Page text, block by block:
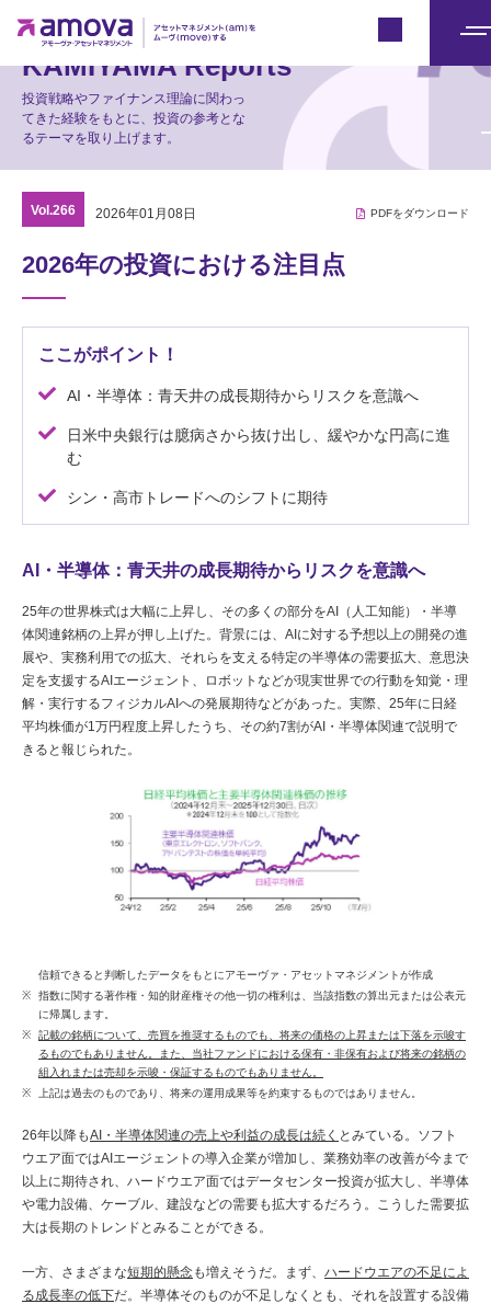
ニ
KAMIYAMA Reports
投資戦略やファイナンス理論に関わっ
てきた経験をもとに、投資の参考とな
るテーマを取り上げます。
Vol.266 2026年01月08日 PDFをダウンロード
2026年の投資における注目点
ここがポイント！
AI・半導体：青天井の成長期待からリスクを意識へ
日米中央銀行は臆病さから抜け出し、緩やかな円高に進
む
シン・高市トレードへのシフトに期待
AI・半導体：青天井の成長期待からリスクを意識へ
25年の世界株式は大幅に上昇し、その多くの部分をAI（人工知能）・半導
体関連銘柄の上昇が押し上げた。背景には、AIに対する予想以上の開発の進
展や、実務利用での拡大、それらを支える特定の半導体の需要拡大、意思決
定を支援するAIエージェント、ロボットなどが現実世界での行動を知覚・理
解・実行するフィジカルAIへの発展期待などがあった。実際、25年に日経
平均株価が1万円程度上昇したうち、その約7割がAI・半導体関連で説明で
きると報じられた。
信頼できると判断したデータをもとにアモーヴァ・アセットマネジメントが作成
指数に関する著作権・知的財産権その他一切の権利は、当該指数の算出元または公表元
に帰属します。
記載の銘柄について、売買を推奨するものでも、将来の価格の上昇または下落を示唆す
るものでもありません。また、当社ファンドにおける保有・非保有および将来の銘柄の
組入れまたは売却を示唆・保証するものでもありません。
上記は過去のものであり、将来の運用成果等を約束するものではありません。
26年以降もAI・半導体関連の売上や利益の成長は続く とみている。ソフト
ウエア面ではAIエージェントの導入企業が増加し、業務効率の改善が今まで
以上に期待され、ハードウエア面ではデータセンター投資が拡大し、半導体
や電力設備、ケーブル、建設などの需要も拡大するだろう。こうした需要拡
大は長期のトレンドとみることができる。
一方、さまざまな短期的懸念も増えそうだ。まず、 ハードウエアの不足によ
る成長率の低下だ。半導体そのものが不足しなくとも、それを設置する設備